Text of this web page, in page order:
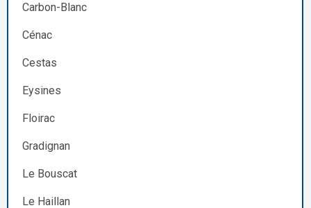
Carbon-Blanc
Cénac
Cestas
Eysines
Floirac
Gradignan
Le Bouscat
Le Haillan